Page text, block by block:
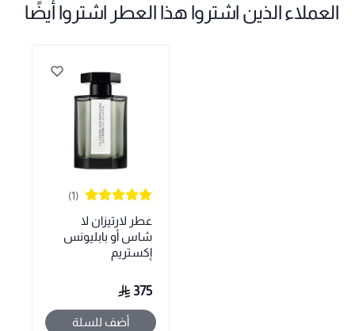
العملاء الذين اشتروا هذا العطر اشتروا أيضًا
(1)
عطر لارتيزان لا
شاس أو بابليونس
إكستريم
375
أضف للسلة